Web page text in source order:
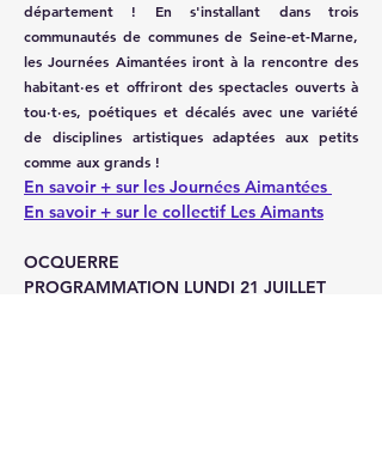
département ! En s'installant dans trois
communautés de communes de Seine-et-Marne,
les Journées Aimantées iront à la rencontre des
habitant·es et offriront des spectacles ouverts à
tou·t·es, poétiques et décalés avec une variété
de disciplines artistiques adaptées aux petits
comme aux grands !
​En savoir + sur les Journées Aimantées
En savoir + sur le collectif Les Aimants
OCQUERRE
PROGRAMMATION LUNDI 21 JUILLET